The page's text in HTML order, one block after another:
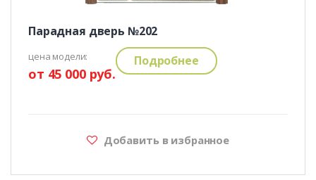
Парадная дверь №202
цена модели:
от 45 000 руб.
Подробнее
Добавить в избранное